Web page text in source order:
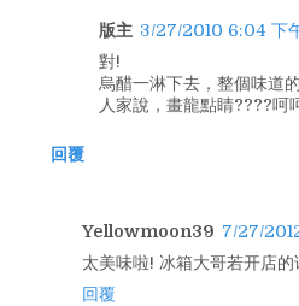
版主 3/27/2010 6:04 下
對!
烏醋一淋下去，整個味道
人家說，畫龍點睛????呵
回覆
Yellowmoon39 7/27/
太美味啦! 冰箱大哥若开店的
回覆